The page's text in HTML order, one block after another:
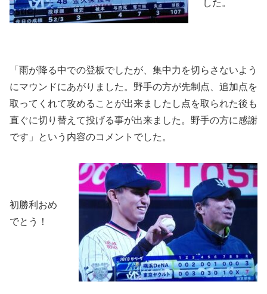
した。
「雨が降る中での登板でしたが、集中力を切らさないよう
にマウンドにあがりました。野手の方が先制点、追加点を
取ってくれて攻めることが出来ましたし点を取られた後も
直ぐに切り替えて投げる事が出来ました。野手の方に感謝
です」という内容のコメントでした。
初勝利おめ
でとう！